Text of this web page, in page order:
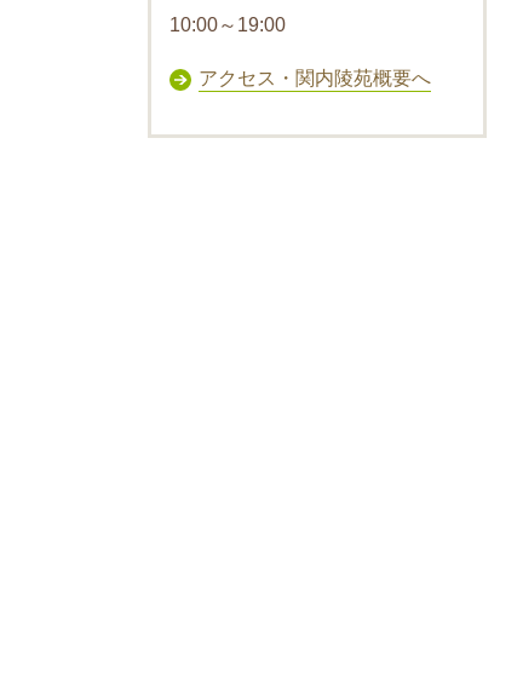
10:00～19:00
アクセス・関内陵苑概要へ